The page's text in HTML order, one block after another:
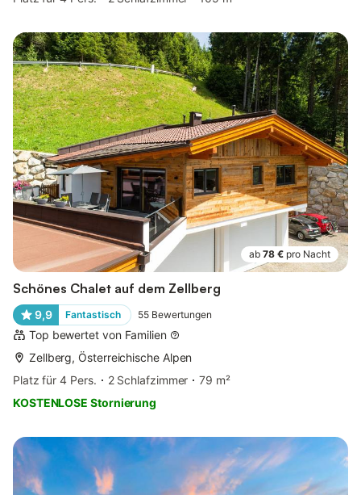
ab 78 € pro Nacht
Schönes Chalet auf dem Zellberg
9,9 Fantastisch 55 Bewertungen
Top bewertet von Familien
Zellberg, Österreichische Alpen
Platz für 4 Pers.
2 Schlafzimmer
79 m²
KOSTENLOSE Stornierung